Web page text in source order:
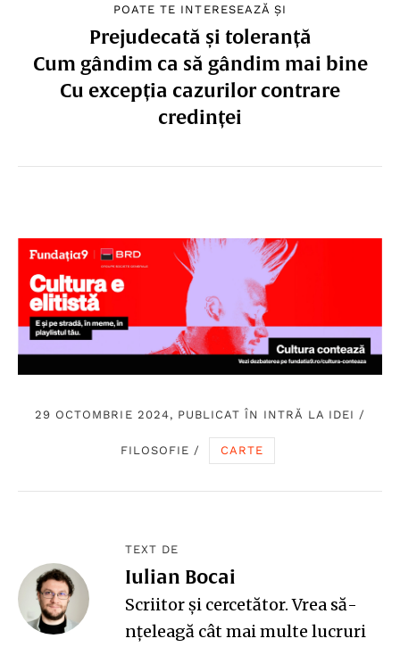
POATE TE INTERESEAZĂ ȘI
Prejudecată și toleranță
Cum gândim ca să gândim mai bine
Cu excepția cazurilor contrare
credinței
29 OCTOMBRIE 2024, PUBLICAT ÎN INTRĂ LA IDEI /
FILOSOFIE / CARTE
TEXT DE
Iulian Bocai
Scriitor și cercetător. Vrea să-
nțeleagă cât mai multe lucruri